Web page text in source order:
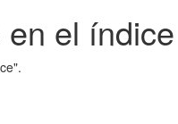
el índice